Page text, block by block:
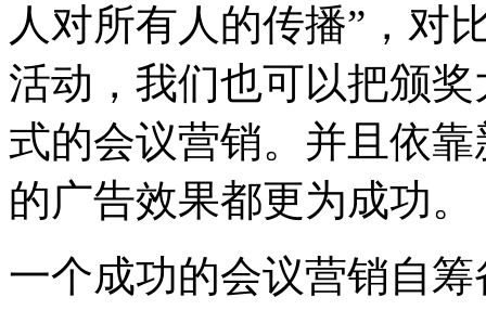
人对所有人的传播”，对
活动，我们也可以把颁
式的会议营销。并且依
的广告效果都更为成功。
一个成功的会议营销自